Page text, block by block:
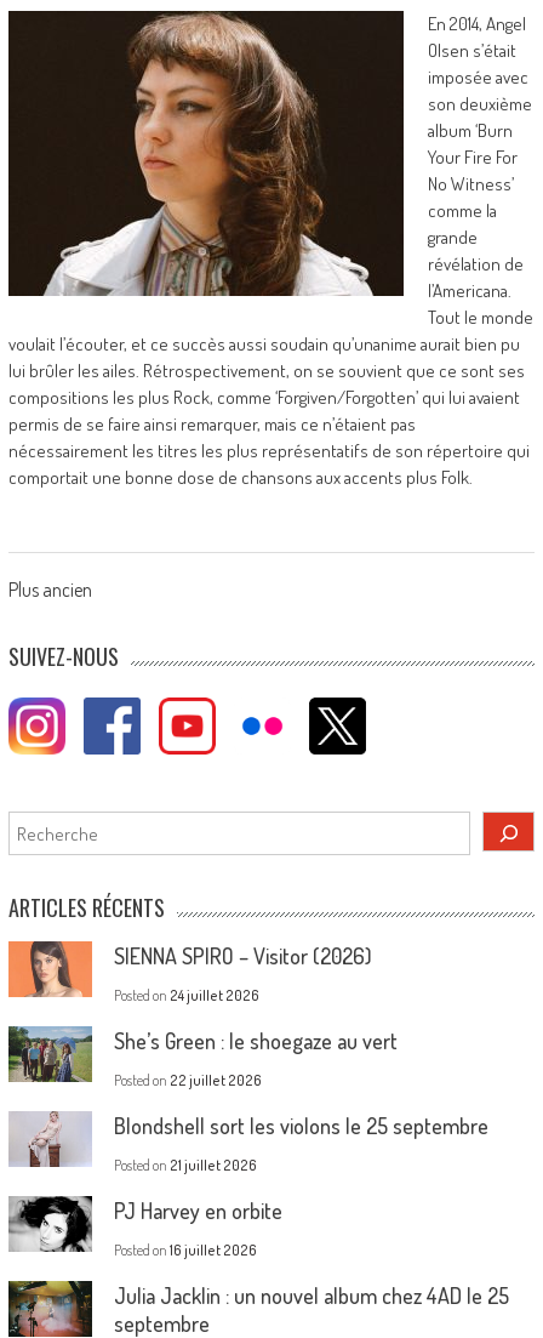
En 2014, Angel
Olsen s’était
imposée avec
son deuxième
album ‘Burn
Your Fire For
No Witness’
comme la
grande
révélation de
l’Americana.
Tout le monde
voulait l’écouter, et ce succès aussi soudain qu’unanime aurait bien pu
lui brûler les ailes. Rétrospectivement, on se souvient que ce sont ses
compositions les plus Rock, comme ‘Forgiven/Forgotten’ qui lui avaient
permis de se faire ainsi remarquer, mais ce n’étaient pas
nécessairement les titres les plus représentatifs de son répertoire qui
comportait une bonne dose de chansons aux accents plus Folk.
Posts
navigation
Plus ancien
SUIVEZ-NOUS
Rechercher
ARTICLES RÉCENTS
SIENNA SPIRO – Visitor (2026)
Posted on 24 juillet 2026
She’s Green : le shoegaze au vert
Posted on 22 juillet 2026
Blondshell sort les violons le 25 septembre
Posted on 21 juillet 2026
PJ Harvey en orbite
Posted on 16 juillet 2026
Julia Jacklin : un nouvel album chez 4AD le 25
septembre